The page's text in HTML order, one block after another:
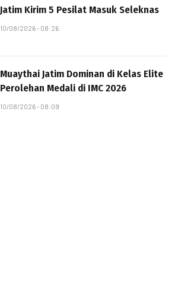
Jatim Kirim 5 Pesilat Masuk Seleknas
10/08/2026 - 08:26
Muaythai Jatim Dominan di Kelas Elite
Perolehan Medali di IMC 2026
10/08/2026 - 08:09